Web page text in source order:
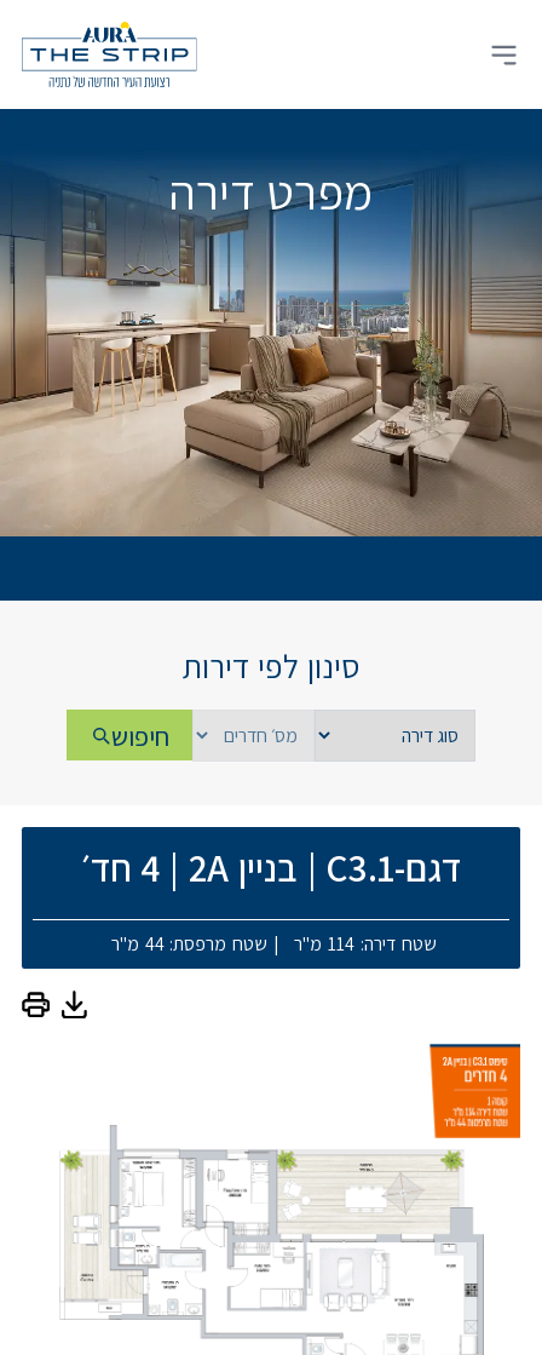
content
Open main menu
מפרט דירה
סינון לפי דירות
חיפוש
דגם-C3.1 | בניין 2A | 4 חד׳
שטח דירה: 114 מ"ר | שטח מרפסת: 44 מ"ר